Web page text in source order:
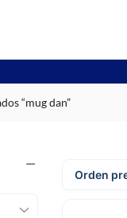
“mug dan”